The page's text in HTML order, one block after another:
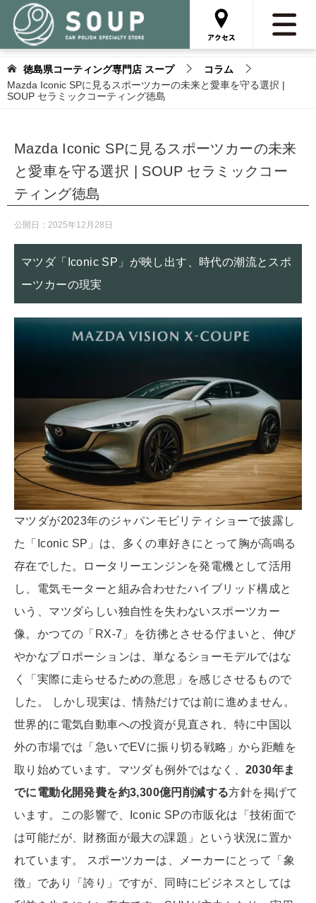
徳島県コーティング専門店 スープ
コラム
Mazda Iconic SPに見るスポーツカーの未来と愛車を守る選択 |
SOUP セラミックコーティング徳島
Mazda Iconic SPに見るスポーツカーの未来
と愛車を守る選択 | SOUP セラミックコー
ティング徳島
公開日： 2025年12月28日
マツダ「Iconic SP」が映し出す、時代の潮流とスポ
ーツカーの現実
マツダが2023年のジャパンモビリティショーで披露し
た「Iconic SP」は、多くの車好きにとって胸が高鳴る
存在でした。ロータリーエンジンを発電機として活用
し、電気モーターと組み合わせたハイブリッド構成と
いう、マツダらしい独自性を失わないスポーツカー
像。かつての「RX-7」を彷彿とさせる佇まいと、伸び
やかなプロポーションは、単なるショーモデルではな
く「実際に走らせるための意思」を感じさせるもので
した。 しかし現実は、情熱だけでは前に進めません。
世界的に電気自動車への投資が見直され、特に中国以
外の市場では「急いでEVに振り切る戦略」から距離を
取り始めています。マツダも例外ではなく、 2030年ま
でに電動化開発費を約3,300億円削減する方針を掲げて
います。この影響で、Iconic SPの市販化は「技術面で
は可能だが、財務面が最大の課題」という状況に置か
れています。 スポーツカーは、メーカーにとって「象
徴」であり「誇り」ですが、同時にビジネスとしては